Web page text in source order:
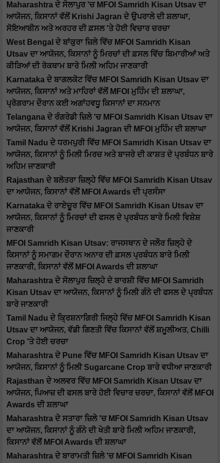
Maharashtra ਦੇ ਸੋਲਾਪੁਰ 'ਚ MFOI Samridh Kisan Utsav ਦਾ
ਆਯੋਜਨ, ਕਿਸਾਨਾਂ ਵੱਲੋਂ Krishi Jagran ਦੇ ਉਪਰਾਲੇ ਦੀ ਸ਼ਲਾਘਾ,
ਸੋਇਆਬੀਨ ਅਤੇ ਅਰਹਰ ਦੀ ਫ਼ਸਲ 'ਤੇ ਹੋਈ ਵਿਚਾਰ ਚਰਚਾ
West Bengal ਦੇ ਬਾਂਕੁਰਾ ਜ਼ਿਲੇ ਵਿੱਚ MFOI Samridh Kisan
Utsav ਦਾ ਆਯੋਜਨ, ਕਿਸਾਨਾਂ ਨੂੰ ਮਿਰਚਾਂ ਦੀ ਫ਼ਸਲ ਵਿੱਚ ਬਿਮਾਰੀਆਂ ਅਤੇ
ਕੀੜਿਆਂ ਦੀ ਰੋਕਥਾਮ ਬਾਰੇ ਮਿਲੀ ਅਹਿਮ ਜਾਣਕਾਰੀ
Karnataka ਦੇ ਬਾਗਲਕੋਟ ਵਿੱਚ MFOI Samridh Kisan Utsav ਦਾ
ਆਯੋਜਨ, ਕਿਸਾਨਾਂ ਅਤੇ ਮਾਹਿਰਾਂ ਵੱਲੋਂ MFOI ਮੁਹਿੰਮ ਦੀ ਸ਼ਲਾਘਾ,
ਪ੍ਰੋਗਰਾਮ ਦੌਰਾਨ ਕਈ ਅਗਾਂਹਵਧੂ ਕਿਸਾਨਾਂ ਦਾ ਸਨਮਾਨ
Telangana ਦੇ ਰੰਗਰੇਡੀ ਜ਼ਿਲੇ 'ਚ MFOI Samridh Kisan Utsav ਦਾ
ਆਯੋਜਨ, ਕਿਸਾਨਾਂ ਵੱਲੋਂ Krishi Jagran ਦੀ MFOI ਮੁਹਿੰਮ ਦੀ ਸ਼ਲਾਘਾ
Tamil Nadu ਦੇ ਧਰਮਪੁਰੀ ਵਿੱਚ MFOI Samridh Kisan Utsav ਦਾ
ਆਯੋਜਨ, ਕਿਸਾਨਾਂ ਨੂੰ ਮਿਲੀ ਮਿਰਚ ਅਤੇ ਬਾਜਰੇ ਦੀ ਕਾਸ਼ਤ ਦੇ ਪ੍ਰਬੰਧਨ ਬਾਰੇ
ਅਹਿਮ ਜਾਣਕਾਰੀ
Rajasthan ਦੇ ਬਲੋਤਰਾ ਜ਼ਿਲ੍ਹੇ ਵਿੱਚ MFOI Samridh Kisan Utsav
ਦਾ ਆਯੋਜਨ, ਕਿਸਾਨਾਂ ਵੱਲੋਂ MFOI Awards ਦੀ ਪ੍ਰਸੰਸਾ
Karnataka ਦੇ ਰਾਏਚੂਰ ਵਿੱਚ MFOI Samridh Kisan Utsav ਦਾ
ਆਯੋਜਨ, ਕਿਸਾਨਾਂ ਨੂੰ ਮਿਰਚਾਂ ਦੀ ਫਸਲ ਦੇ ਪ੍ਰਬੰਧਨ ਬਾਰੇ ਮਿਲੀ ਵਿਸ਼ੇਸ਼
ਜਾਣਕਾਰੀ
MFOI Samridh Kisan Utsav: ਰਾਜਸਥਾਨ ਦੇ ਜਲੌਰ ਜ਼ਿਲ੍ਹੇ ਦੇ
ਕਿਸਾਨਾਂ ਨੂੰ ਸਮਾਗਮ ਦੌਰਾਨ ਅਨਾਰ ਦੀ ਫ਼ਸਲ ਪ੍ਰਬੰਧਨ ਬਾਰੇ ਮਿਲੀ
ਜਾਣਕਾਰੀ, ਕਿਸਾਨਾਂ ਵੱਲੋਂ MFOI Awards ਦੀ ਸ਼ਲਾਘਾ
Maharashtra ਦੇ ਸੋਲਾਪੁਰ ਜ਼ਿਲ੍ਹੇ ਦੇ ਬਾਰਸ਼ੀ ਵਿੱਚ MFOI Samridh
Kisan Utsav ਦਾ ਆਯੋਜਨ, ਕਿਸਾਨਾਂ ਨੂੰ ਮਿਲੀ ਗੰਨੇ ਦੀ ਫਸਲ ਦੇ ਪ੍ਰਬੰਧਨ
ਬਾਰੇ ਜਾਣਕਾਰੀ
Tamil Nadu ਦੇ ਕ੍ਰਿਸ਼ਨਾਗਿਰੀ ਜਿਲ੍ਹੇ ਵਿੱਚ MFOI Samridh Kisan
Utsav ਦਾ ਆਯੋਜਨ, ਵੱਡੀ ਗਿਣਤੀ ਵਿੱਚ ਕਿਸਾਨਾਂ ਵੱਲੋਂ ਸ਼ਮੂਲੀਅਤ, Chilli
Crop 'ਤੇ ਹੋਈ ਚਰਚਾ
Maharashtra ਦੇ Pune ਵਿੱਚ MFOI Samridh Kisan Utsav ਦਾ
ਆਯੋਜਨ, ਕਿਸਾਨਾਂ ਨੂੰ ਮਿਲੀ Sugarcane Crop ਬਾਰੇ ਵਧੀਆ ਜਾਣਕਾਰੀ
Rajasthan ਦੇ ਅਲਵਰ ਵਿੱਚ MFOI Samridh Kisan Utsav ਦਾ
ਆਯੋਜਨ, ਪਿਆਜ਼ ਦੀ ਫਸਲ ਬਾਰੇ ਹੋਈ ਵਿਚਾਰ ਚਰਚਾ, ਕਿਸਾਨਾਂ ਵੱਲੋਂ MFOI
Awards ਦੀ ਸ਼ਲਾਘਾ
Maharashtra ਦੇ ਸਤਾਰਾ ਜ਼ਿਲੇ 'ਚ MFOI Samridh Kisan Utsav
ਦਾ ਆਯੋਜਨ, ਕਿਸਾਨਾਂ ਨੂੰ ਗੰਨੇ ਦੀ ਖੇਤੀ ਬਾਰੇ ਮਿਲੀ ਅਹਿਮ ਜਾਣਕਾਰੀ,
ਕਿਸਾਨਾਂ ਵੱਲੋਂ MFOI Awards ਦੀ ਸ਼ਲਾਘਾ
Maharashtra ਦੇ ਬਾਰਾਮਤੀ ਜ਼ਿਲੇ 'ਚ MFOI Samridh Kisan